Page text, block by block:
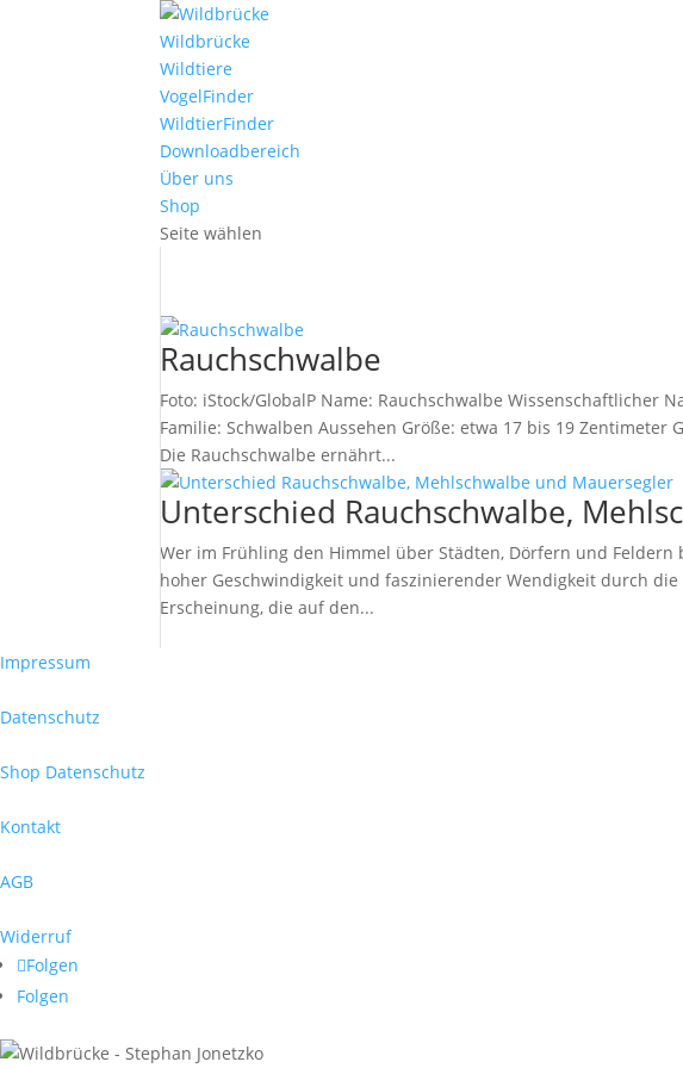
Wildbrücke
Wildtiere
VogelFinder
WildtierFinder
Downloadbereich
Über uns
Shop
Seite wählen
Rauchschwalbe
Foto: iStock/GlobalP Name: Rauchschwalbe Wissenschaftlicher
Familie: Schwalben Aussehen Größe: etwa 17 bis 19
Die Rauchschwalbe ernährt...
Unterschied Rauchschwalbe,
Wer im Frühling den Himmel über Städten, Dörfern und
hoher Geschwindigkeit und faszinierender Wendigkeit durch
Erscheinung, die auf den...
Impressum
Datenschutz
Shop Datenschutz
Kontakt
AGB
Widerruf
Folgen
Folgen